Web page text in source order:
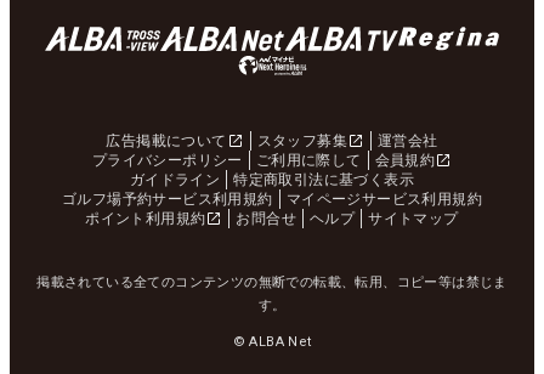
広告掲載について スタッフ募集
運営会社
プライバシーポリシー
ご利用に際して
会員規約
ガイドライン
特定商取引法に基づく表示
ゴルフ場予約サービス利用規約
マイページサービス利用規約
ポイント利用規約
お問合せ ヘルプ サイトマップ
掲載されている全てのコンテンツの無断での転載、転用、コピー等は禁じま
す。
© ALBA Net